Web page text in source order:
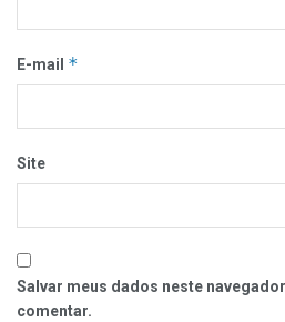
E-mail *
Site
Salvar meus dados neste
comentar.